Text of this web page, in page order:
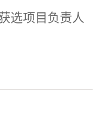
选项目负责人